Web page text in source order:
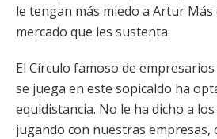
le tengan más miedo a Artur
mercado que les sustenta.
El Círculo famoso de
se juega en este sopicaldo ha
equidistancia. No le ha dicho a
jugando con nuestras empresas,